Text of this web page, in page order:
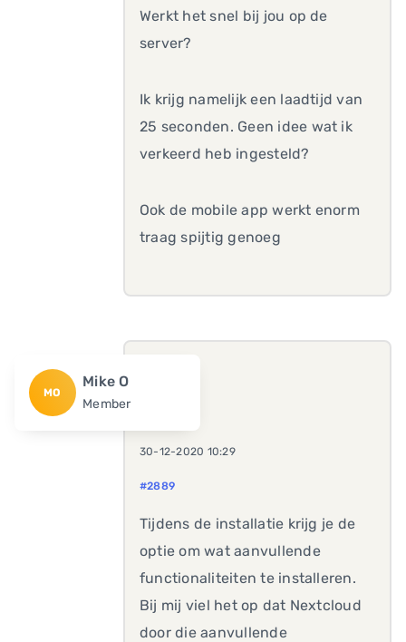
Werkt het snel bij jou op de
server?
Ik krijg namelijk een laadtijd van
25 seconden. Geen idee wat ik
verkeerd heb ingesteld?
Ook de mobile app werkt enorm
traag spijtig genoeg
MO
Mike O
Member
30-12-2020 10:29
#2889
Tijdens de installatie krijg je de
optie om wat aanvullende
functionaliteiten te installeren.
Bij mij viel het op dat Nextcloud
door die aanvullende